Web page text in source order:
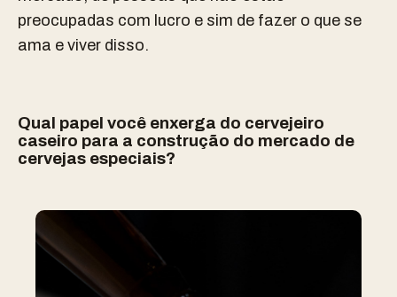
preocupadas com lucro e sim de fazer o que se
ama e viver disso.
Qual papel você enxerga do cervejeiro
caseiro para a construção do mercado de
cervejas especiais?